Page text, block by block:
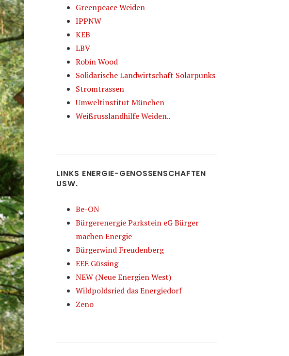
Greenpeace Weiden
IPPNW
KEB
LBV
Robin Wood
Solidarische Landwirtschaft Solarpunks
Stromtrassen
Umweltinstitut München
Weißrusslandhilfe Weiden..
LINKS ENERGIE-GENOSSENSCHAFTEN
USW.
Be-ON
Bürgerenergie Parkstein eG Bürger
machen Energie
Bürgerwind Freudenberg
EEE Güssing
NEW (Neue Energien West)
Wildpoldsried das Energiedorf
Zeno